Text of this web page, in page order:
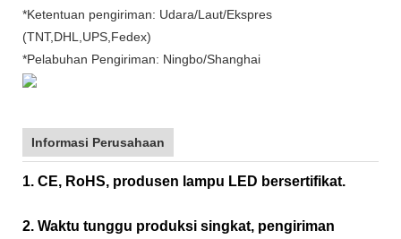
*Ketentuan pengiriman: Udara/Laut/Ekspres
(TNT,DHL,UPS,Fedex)
*Pelabuhan Pengiriman: Ningbo/Shanghai
Informasi Perusahaan
1. CE, RoHS, produsen lampu LED bersertifikat.
2. Waktu tunggu produksi singkat, pengiriman